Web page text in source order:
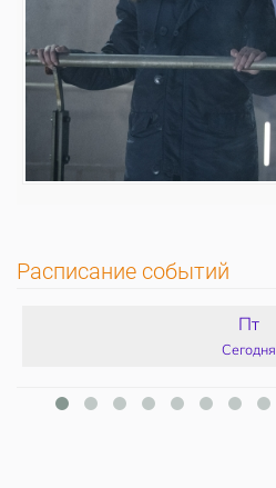
Расписание событий
Пт
Сегодня